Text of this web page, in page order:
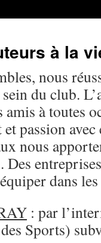
à la
nous
du club.
amis à toutes
passion
nous
Des
dans
: par
Sports)